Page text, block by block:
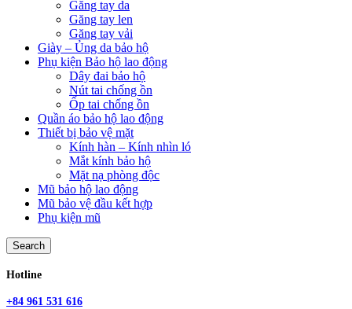
Găng tay da
Găng tay len
Găng tay vải
Giày – Ủng da bảo hộ
Phụ kiện Bảo hộ lao động
Dây đai bảo hộ
Nút tai chống ồn
Ốp tai chống ồn
Quần áo bảo hộ lao động
Thiết bị bảo vệ mặt
Kính hàn – Kính nhìn ló
Mắt kính bảo hộ
Mặt nạ phòng độc
Mũ bảo hộ lao động
Mũ bảo vệ đầu kết hợp
Phụ kiện mũ
Search
Hotline
+84 961 531 616